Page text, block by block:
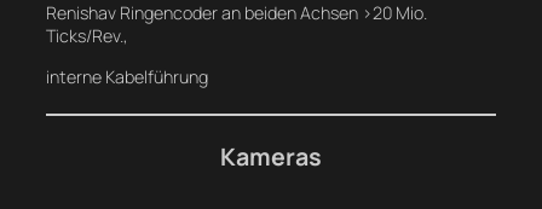
Renishav Ringencoder an beiden Achsen >20 Mio.
Ticks/Rev.,
interne Kabelführung
Kameras